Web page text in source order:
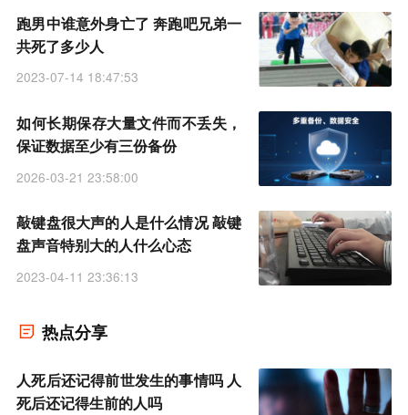
跑男中谁意外身亡了 奔跑吧兄弟一
共死了多少人
2023-07-14 18:47:53
如何长期保存大量文件而不丢失，
保证数据至少有三份备份
2026-03-21 23:58:00
敲键盘很大声的人是什么情况 敲键
盘声音特别大的人什么心态
2023-04-11 23:36:13
热点分享
人死后还记得前世发生的事情吗 人
死后还记得生前的人吗